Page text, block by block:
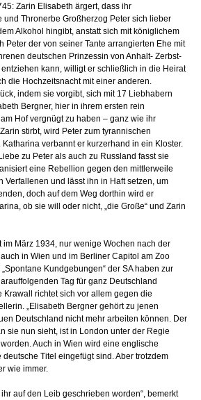
Zarin Elisabeth ärgert, dass ihr
und Thronerbe Großherzog Peter sich lieber
Alkohol hingibt, anstatt sich mit königlichem
Peter der von seiner Tante arrangierten Ehe mit
deutschen Prinzessin von Anhalt- Zerbst-
kann, willigt er schließlich in die Heirat
die Hochzeitsnacht mit einer anderen.
indem sie vorgibt, sich mit 17 Liebhabern
Bergner, hier in ihrem ersten rein
Hof vergnügt zu haben – ganz wie ihr
stirbt, wird Peter zum tyrannischen
verbannt er kurzerhand in ein Kloster.
zu Peter als auch zu Russland fasst sie
eine Rebellion gegen den mittlerweile
Verfallenen und lässt ihn in Haft setzen, um
doch auf dem Weg dorthin wird er
ob sie will oder nicht, „die Große“ und Zarin
im März 1934, nur wenige Wochen nach der
in Wien und im Berliner Capitol am Zoo
Kundgebungen“ der SA haben zur
Tag für ganz Deutschland
Krawall richtet sich vor allem gegen die
„Elisabeth Bergner gehört zu jenen
Deutschland nicht mehr arbeiten können. Der
sie nun sieht, ist in London unter der Regie
Auch in Wien wird eine englische
deutsche Titel eingefügt sind. Aber trotzdem
wie immer.
auf den Leib geschrieben worden“, bemerkt